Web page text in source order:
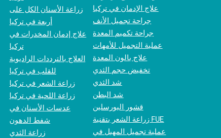
زراعة الأسنان الكل على
أربعة في تركيا
علاج إدمان المخدرات في
تركيا
العلاج بالترددات الراديوية
للقلب في تركيا
زراعة الشعر في تركيا
زراعة اللحية في تركيا
عدسات الأسنان في
شفط الدهون
زراعة الثدي
علاج الإدمان في تركيا
جراحة تجميل الأنف
جراحة تكميم المعدة
عملية التجميل للأمهات
علاج بالون المعدة
تخفيض حجم الثدي
شد الثدي
شد البطن
قشور البورسلين
زراعة الشعر بتقنية FUE
عملية تجميل المهبل في